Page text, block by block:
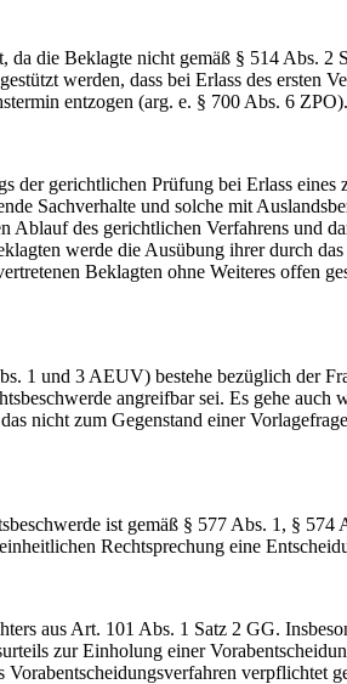
Beklagte nicht gemäß § 514 Abs. 2
werden, dass bei Erlass des ersten
entzogen (arg. e. § 700 Abs. 6 ZPO).
gerichtlichen Prüfung bei Erlass eines
Sachverhalte und solche mit
des gerichtlichen Verfahrens und
werde die Ausübung ihrer durch
Beklagten ohne Weiteres offen
3 AEUV) bestehe bezüglich der
angreifbar sei. Es gehe
nicht zum Gegenstand einer
ist gemäß § 577 Abs. 1, § 574
Rechtsprechung eine
Art. 101 Abs. 1 Satz 2 GG.
zur Einholung einer
verpflichtet